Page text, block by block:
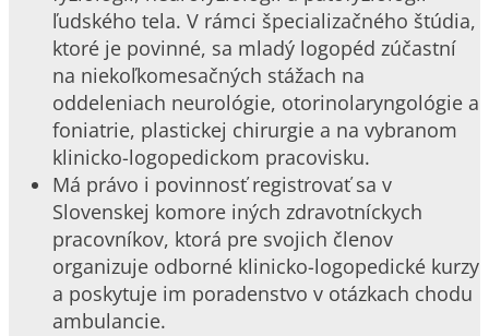
ľudského tela. V rámci špecializačného štúdia,
ktoré je povinné, sa mladý logopéd zúčastní
na niekoľkomesačných stážach na
oddeleniach neurológie, otorinolaryngológie a
foniatrie, plastickej chirurgie a na vybranom
klinicko-logopedickom pracovisku.
Má právo i povinnosť registrovať sa v
Slovenskej komore iných zdravotníckych
pracovníkov, ktorá pre svojich členov
organizuje odborné klinicko-logopedické kurzy
a poskytuje im poradenstvo v otázkach chodu
ambulancie.